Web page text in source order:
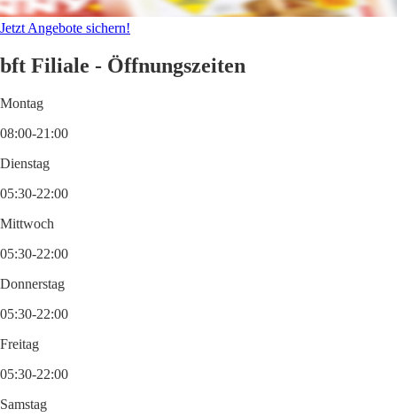
Jetzt Angebote sichern!
bft Filiale - Öffnungszeiten
Montag
08:00-21:00
Dienstag
05:30-22:00
Mittwoch
05:30-22:00
Donnerstag
05:30-22:00
Freitag
05:30-22:00
Samstag